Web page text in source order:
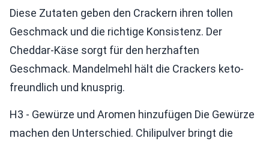
Diese Zutaten geben den Crackern ihren tollen
Geschmack und die richtige Konsistenz. Der
Cheddar-Käse sorgt für den herzhaften
Geschmack. Mandelmehl hält die Crackers keto-
freundlich und knusprig.
H3 - Gewürze und Aromen hinzufügen Die Gewürze
machen den Unterschied. Chilipulver bringt die